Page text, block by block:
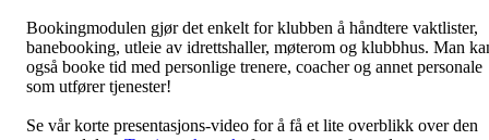
Bookingmodulen gjør det enkelt for klubben å håndtere vaktlister,
banebooking, utleie av idrettshaller, møterom og klubbhus. Man
også booke tid med personlige trenere, coacher og annet personale
som utfører tjenester!
Se vår korte presentasjons-video for å få et lite overblikk over den